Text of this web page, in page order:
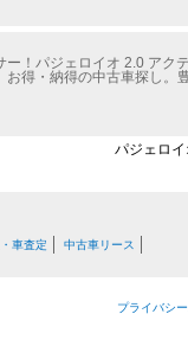
！パジェロイオ 2.0 アク
得・納得の中古車探し
パジェロ
車査定 中古車リース
プライバシ